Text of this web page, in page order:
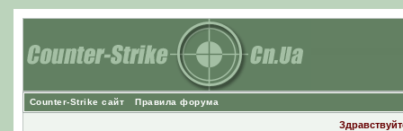
Counter-Strike сайт Правила форума